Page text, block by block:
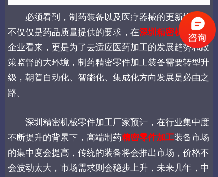
必须看到，制药装备以及医疗器械的更新换代，
不仅仅是药品质量提供的要求，在深圳精密机械加工
企业看来，更是为了去适应医药加工的发展趋势和政
策监督的大环境，制药精密零件加工装备需要转型升
级，朝着自动化、智能化、集成化方向发展是必由之
路。
深圳精密机械零件加工厂家预计，在行业集中度
不断提升的背景下，高端制药精密零件加工装备市场
的集中度会提高，传统的装备将会推出市场，价格不
会波动太大，市场需求则会稳步上升，未来几年，中